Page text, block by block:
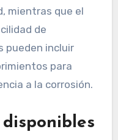
mientras que el
de
pueden incluir
para
a la corrosión.